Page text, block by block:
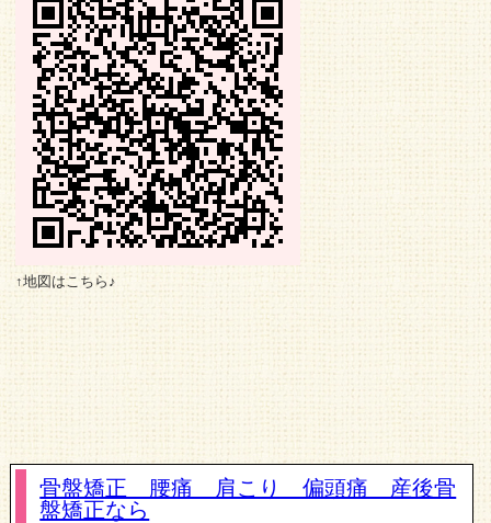
↑地図はこちら♪
骨盤矯正 腰痛 肩こり 偏頭痛 産後骨
盤矯正なら